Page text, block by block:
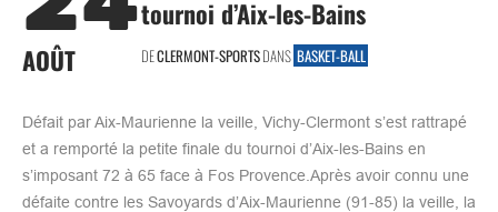
AOÛT
tournoi d’Aix-les-Bains
DECLERMONT-SPORTSDANS BASKET-BALL
Défait par Aix-Maurienne la veille, Vichy-Clermont s’est rattrapé
et a remporté la petite finale du tournoi d’Aix-les-Bains en
s’imposant 72 à 65 face à Fos Provence.Après avoir connu une
défaite contre les Savoyards d’Aix-Maurienne (91-85) la veille, la